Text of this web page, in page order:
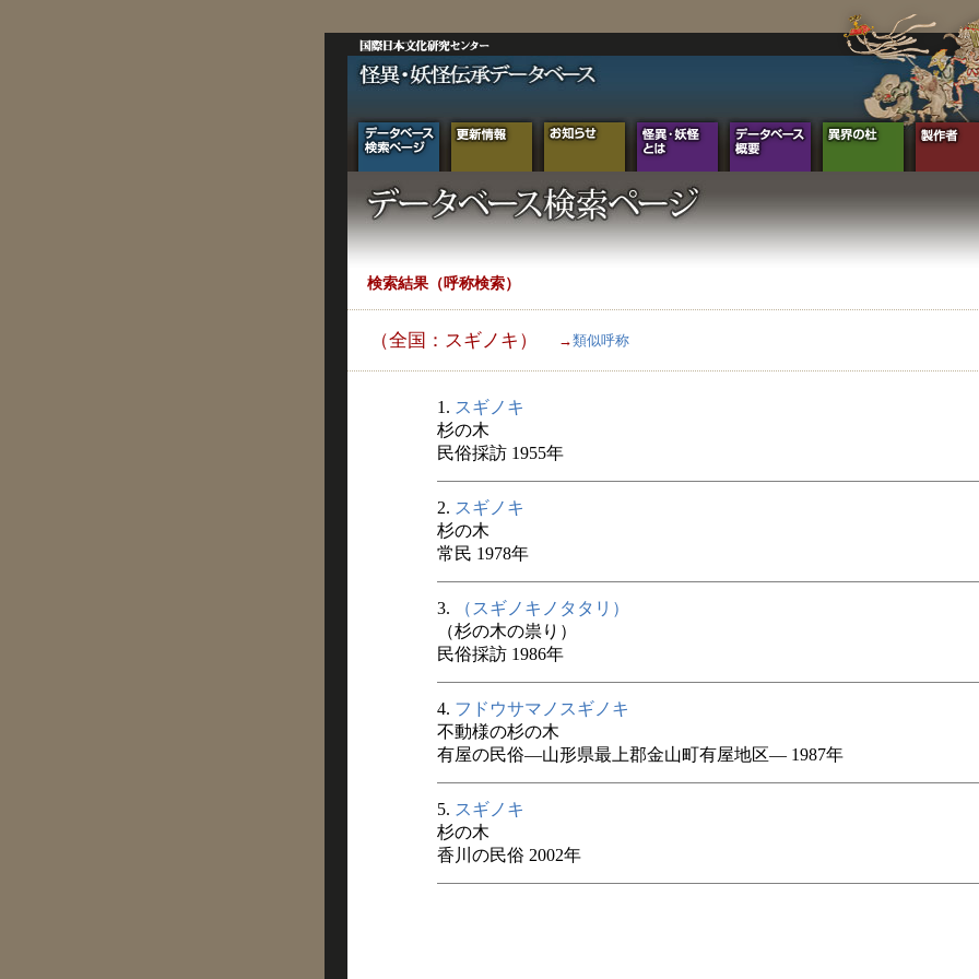
検索結果（呼称検索）
（全国：スギノキ） →類似呼称
1. スギノキ
杉の木
民俗採訪 1955年
2. スギノキ
杉の木
常民 1978年
3.
（スギノキノタタリ）
（杉の木の祟り）
民俗採訪 1986年
4. フドウサマノスギノキ
不動様の杉の木
有屋の民俗―山形県最上郡金山町有屋地区― 1987年
5. スギノキ
杉の木
香川の民俗 2002年